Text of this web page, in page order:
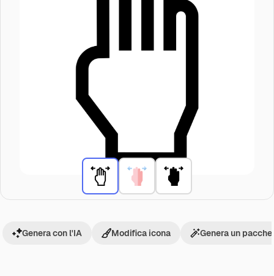
Genera con l'IA Modifica icona Genera un